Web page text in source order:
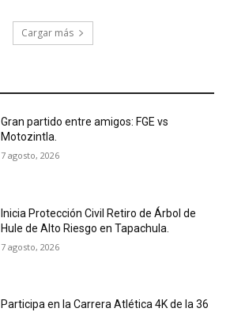
Cargar más
Gran partido entre amigos: FGE vs
Motozintla.
7 agosto, 2026
Inicia Protección Civil Retiro de Árbol de
Hule de Alto Riesgo en Tapachula.
7 agosto, 2026
Participa en la Carrera Atlética 4K de la 36